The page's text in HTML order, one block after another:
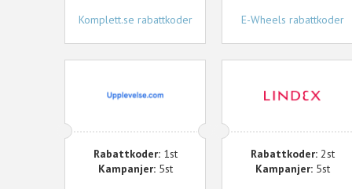
Komplett.se rabattkoder
E-Wheels rabattkoder
Rabattkoder:1st
Kampanjer:5st
Rabattkoder:2st
Kampanjer:5st